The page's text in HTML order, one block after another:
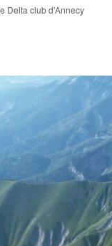
Delta club d’Annecy